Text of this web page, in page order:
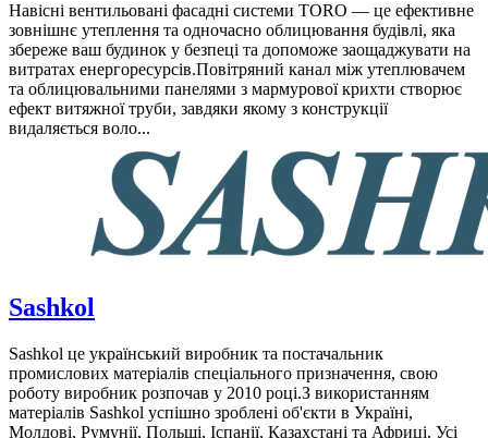
Навісні вентильовані фасадні системи TORO — це ефективне
зовнішнє утеплення та одночасно облицювання будівлі, яка
збереже ваш будинок у безпеці та допоможе заощаджувати на
витратах енергоресурсів.Повітряний канал між утеплювачем
та облицювальними панелями з мармурової крихти створює
ефект витяжної труби, завдяки якому з конструкції
видаляється воло...
Sashkol
Sashkol це український виробник та постачальник
промислових матеріалів спеціального призначення, свою
роботу виробник розпочав у 2010 році.З використанням
матеріалів Sashkol успішно зроблені об'єкти в Україні,
Молдові, Румунії, Польщі, Іспанії, Казахстані та Африці. Усі